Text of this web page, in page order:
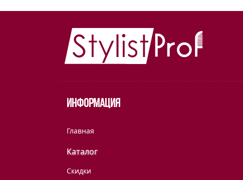
Информация
Главная
Каталог
Скидки